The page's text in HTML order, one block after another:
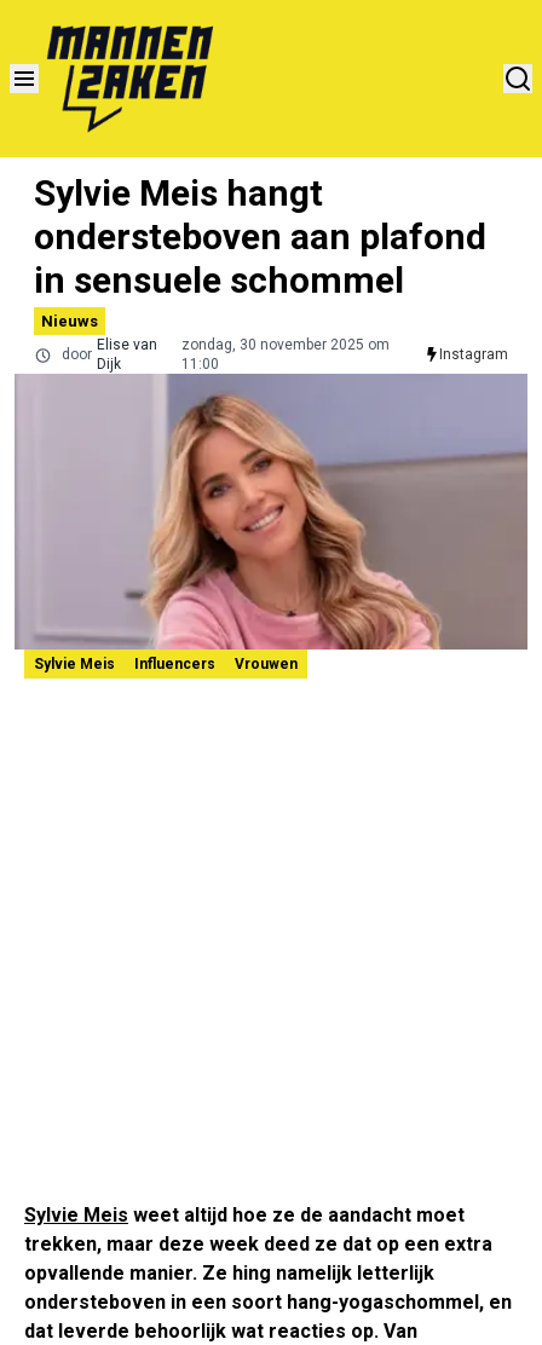
Sylvie Meis hangt
ondersteboven aan plafond
in sensuele schommel
Nieuws
door
Elise van
Dijk
zondag, 30 november 2025 om
11:00
Instagram
Sylvie Meis Influencers Vrouwen
Sylvie Meis weet altijd hoe ze de aandacht moet
trekken, maar deze week deed ze dat op een extra
opvallende manier. Ze hing namelijk letterlijk
ondersteboven in een soort hang-yogaschommel, en
dat leverde behoorlijk wat reacties op. Van